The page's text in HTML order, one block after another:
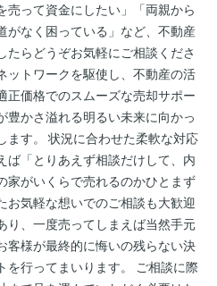
売って資金にしたい」「両親から
がなく困っている」など、不動産
らどうぞお気軽にご相談くださ
ットワークを駆使し、不動産の活
正価格でのスムーズな売却サポー
豊かさ溢れる明るい未来に向かっ
ます。 状況に合わせた柔軟な対応
ば「とりあえず相談だけして、内
家がいくらで売れるのかひとまず
お気軽な想いでのご相談も大歓迎
り、一度売ってしまえば当然手元
客様が最終的に悔いの残らない決
行ってまいります。 ご相談に際